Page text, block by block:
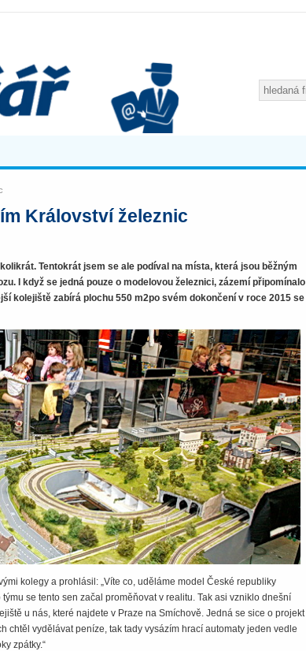
Království železnic
Tentokrát jsem se ale podíval na místa, která jsou běžným
I když se jedná pouze o modelovou železnici, zázemí připomínalo
kolejiště zabírá plochu 550 m2po svém dokončení v roce 2015 se
kolegy a prohlásil: „Víte co, uděláme model České republiky
se tento sen začal proměňovat v realitu. Tak asi vzniklo dnešní
u nás, které najdete v Praze na Smíchově. Jedná se sice o projekt
chtěl vydělávat peníze, tak tady vysázím hrací automaty jeden ve­dle
zpátky.“